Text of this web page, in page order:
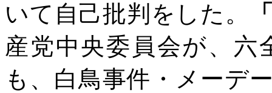
いて自己批判をした。
産党中央委員会が、六
も、白鳥事件・メーデ